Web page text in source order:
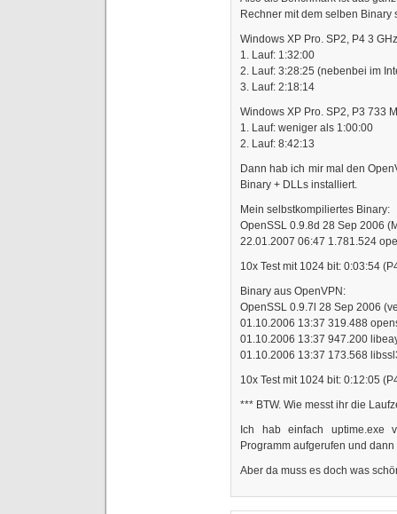
Rechner mit dem selben Binary
Windows XP Pro. SP2, P4 3
1. Lauf: 1:32:00
2. Lauf: 3:28:25 (nebenbei im
3. Lauf: 2:18:14
Windows XP Pro. SP2, P3 733
1. Lauf: weniger als 1:00:00
2. Lauf: 8:42:13
Dann hab ich mir mal den
Binary + DLLs installiert.
Mein selbstkompiliertes Binary:
OpenSSL 0.9.8d 28 Sep 2006
22.01.2007 06:47 1.781.524
10x Test mit 1024 bit: 0:03:54
Binary aus OpenVPN:
OpenSSL 0.9.7l 28 Sep 2006
01.10.2006 13:37 319.488
01.10.2006 13:37 947.200
01.10.2006 13:37 173.568
10x Test mit 1024 bit: 0:12:05
*** BTW. Wie messt ihr die
Ich hab einfach uptime.exe
Programm aufgerufen und
Aber da muss es doch was